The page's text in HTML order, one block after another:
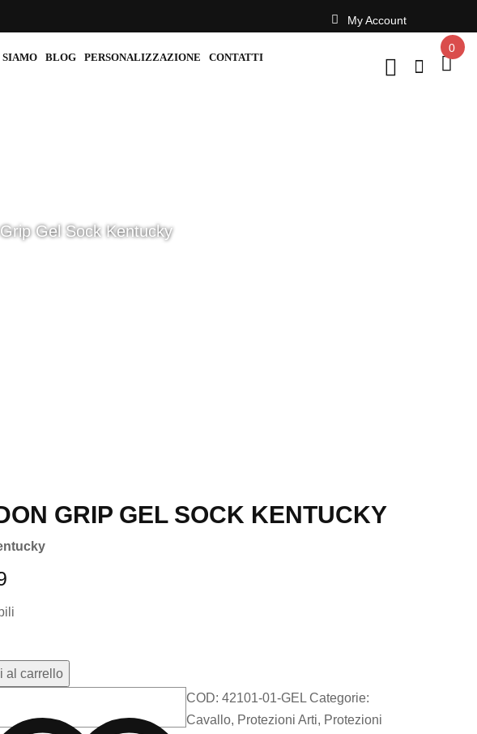
My Account
SIAMO BLOG PERSONALIZZAZIONE CONTATTI
0
Gel Sock Kentucky
GRIP GEL SOCK KENTUCKY
al carrello
COD: 42101-01-GEL Categorie:
Cavallo, Protezioni Arti, Protezioni